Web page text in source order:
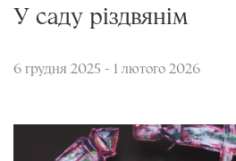
У саду різдвянім
6 грудня 2025 - 1 лютого 2026